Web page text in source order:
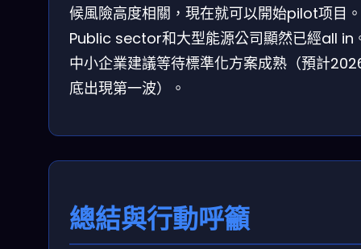
候風險高度相關，現在就可以開始pilot项目。
Public sector和大型能源公司顯然已經all in
中小企業建議等待標準化方案成熟（預計
底出現第一波）。
總結與行動呼籲